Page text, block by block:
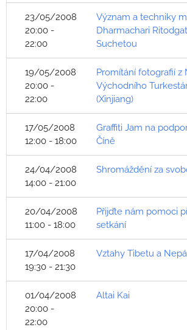
23/05/2008
20:00 -
22:00
Význam a techniky
Dharmachari
Suchetou
19/05/2008
20:00 -
22:00
Promítání fotografií z
Východního
(Xinjiang)
17/05/2008
12:00 - 18:00
Graffiti Jam na
Číně
24/04/2008
14:00 - 21:00
Shromáždění za
20/04/2008
11:00 - 18:00
Přijďte nám pomoci
setkání
17/04/2008
19:30 - 21:30
Vztahy Tibetu a
01/04/2008
20:00 -
22:00
Altai Kai